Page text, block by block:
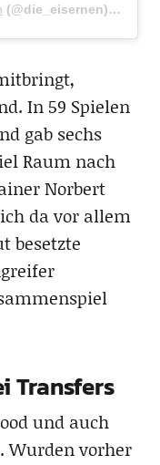
(@die_eisernen) on
In 59 Spielen
gab sechs
Raum nach
Norbert
da vor allem
besetzte
Transfers
und auch
Wurden vorher